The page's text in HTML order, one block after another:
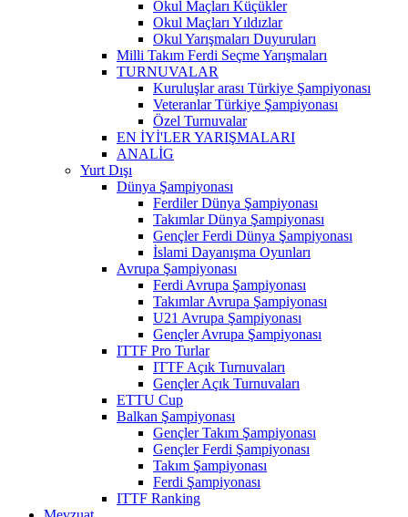
Okul Maçları Küçükler
Okul Maçları Yıldızlar
Okul Yarışmaları Duyuruları
Milli Takım Ferdi Seçme Yarışmaları
TURNUVALAR
Kuruluşlar arası Türkiye Şampiyonası
Veteranlar Türkiye Şampiyonası
Özel Turnuvalar
EN İYİ'LER YARIŞMALARI
ANALİG
Yurt Dışı
Dünya Şampiyonası
Ferdiler Dünya Şampiyonası
Takımlar Dünya Şampiyonası
Gençler Ferdi Dünya Şampiyonası
İslami Dayanışma Oyunları
Avrupa Şampiyonası
Ferdi Avrupa Şampiyonası
Takımlar Avrupa Şampiyonası
U21 Avrupa Şampiyonası
Gençler Avrupa Şampiyonası
ITTF Pro Turlar
ITTF Açık Turnuvaları
Gençler Açık Turnuvaları
ETTU Cup
Balkan Şampiyonası
Gençler Takım Şampiyonası
Gençler Ferdi Şampiyonası
Takım Şampiyonası
Ferdi Şampiyonası
ITTF Ranking